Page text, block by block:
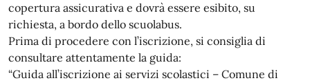
copertura assicurativa e dovrà essere esibito, su
richiesta, a bordo dello scuolabus.
Prima di procedere con l’iscrizione, si consiglia di
consultare attentamente la guida:
“Guida all’iscrizione ai servizi scolastici – Comune di